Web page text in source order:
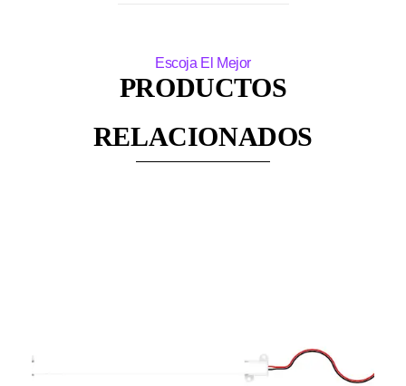
PRODUCTOS
RELACIONADOS